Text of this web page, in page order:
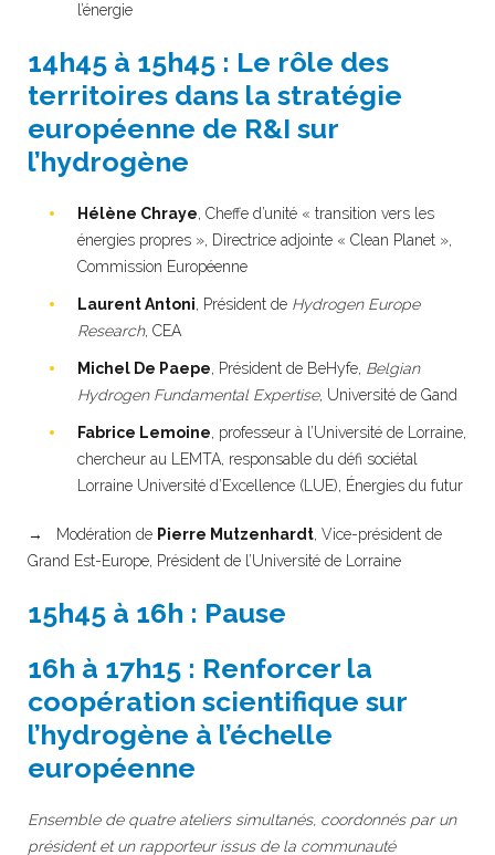
l’énergie
14h45 à 15h45 : Le rôle des
territoires dans la stratégie
européenne de R&I sur
l’hydrogène
Hélène Chraye, Cheffe d’unité « transition vers les
énergies propres », Directrice adjointe « Clean Planet »,
Commission Européenne
Laurent Antoni, Président de Hydrogen Europe
Research, CEA
Michel De Paepe, Président de BeHyfe, Belgian
Hydrogen Fundamental Expertise, Université de Gand
Fabrice Lemoine, professeur à l’Université de Lorraine,
chercheur au LEMTA, responsable du défi sociétal
Lorraine Université d’Excellence (LUE), Énergies du futur
→ Modération de Pierre Mutzenhardt, Vice-président de
Grand Est-Europe, Président de l’Université de Lorraine
15h45 à 16h : Pause
16h à 17h15 : Renforcer la
coopération scientifique sur
l’hydrogène à l’échelle
européenne
Ensemble de quatre ateliers simultanés, coordonnés par un
président et un rapporteur issus de la communauté